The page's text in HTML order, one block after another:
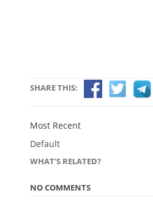
SHARE THIS:
Most Recent
Default
WHAT'S RELATED?
NO COMMENTS